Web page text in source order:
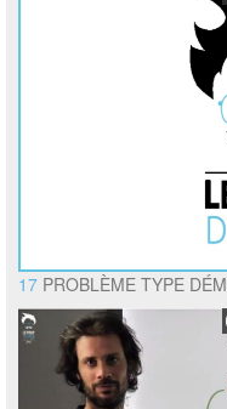
17 PROBLÈME TYPE